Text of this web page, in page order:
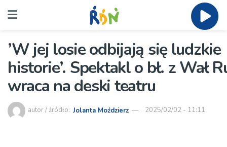
’W jej losie odbijają się ludzkie
historie’. Spektakl o bł. z Wał
wraca na deski teatru
autor / źródło: Jolanta Moździerz 2025/02/02 - 11:11